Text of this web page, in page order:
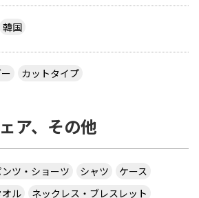
韓国
カットタイプ
ア、その他
ツ・ショーツ シャツ
ケース
オル
ネックレス・ブレスレット